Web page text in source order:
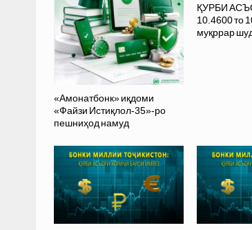
«Амонатбонк» иқдоми
«Файзи Истиқлол-35»-ро
пешниҳод намуд
ҚУРБИ
10.4600 то
муқррар